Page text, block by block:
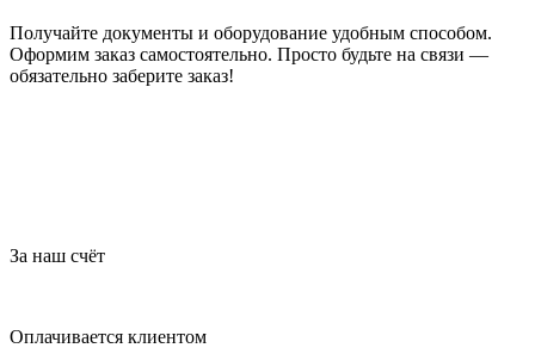
Получайте документы и оборудование удобным способом.
Оформим заказ самостоятельно. Просто будьте на связи —
обязательно заберите заказ!
За наш счёт
Оплачивается клиентом